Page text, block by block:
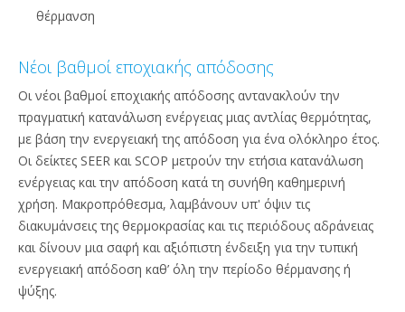
θέρμανση
Νέοι βαθμοί εποχιακής απόδοσης
Οι νέοι βαθμοί εποχιακής απόδοσης αντανακλούν την
πραγματική κατανάλωση ενέργειας μιας αντλίας θερμότητας,
με βάση την ενεργειακή της απόδοση για ένα ολόκληρο έτος.
Οι δείκτες SEER και SCOP μετρούν την ετήσια κατανάλωση
ενέργειας και την απόδοση κατά τη συνήθη καθημερινή
χρήση. Μακροπρόθεσμα, λαμβάνουν υπ' όψιν τις
διακυμάνσεις της θερμοκρασίας και τις περιόδους αδράνειας
και δίνουν μια σαφή και αξιόπιστη ένδειξη για την τυπική
ενεργειακή απόδοση καθ’ όλη την περίοδο θέρμανσης ή
ψύξης.